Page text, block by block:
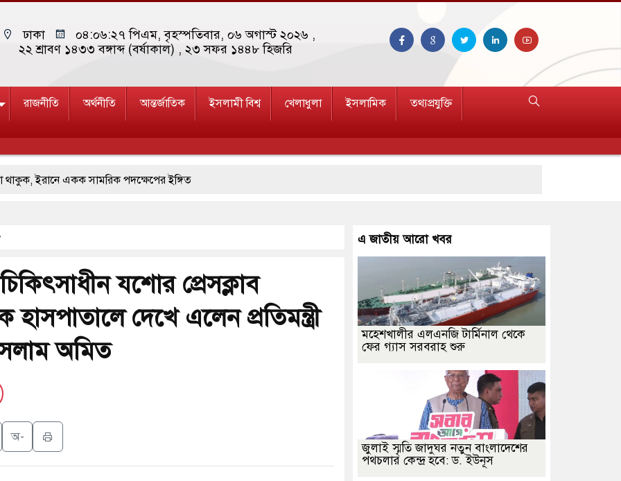
ঢাকা ০৪:০৬:২৮ পিএম, বৃহস্পতিবার, ০৬ অগাস্ট ২০২৬ ,
২২ শ্রাবণ ১৪৩৩ বঙ্গাব্দ (বর্ষাকাল) , ২৩ সফর ১৪৪৮ হিজরি
রাজনীতি অর্থনীতি আন্তর্জাতিক ইসলামী বিশ্ব খেলাধুলা ইসলামিক তথ্যপ্রযুক্তি
একক সামরিক পদক্ষেপের ইঙ্গিত
বাংলাদেশের পথচলার কেন্দ্র হবে: ড. ইউনূস
ছাত্রলীগের আচরণ ইসরায়েলের মতো: সাদিক
ঢলে ফুঁসে উঠেছে তিস্তা
ইউনিট মোতায়েন করা হয়েছে: কিয়েভ
ভারতীয় জাহাজ ডুবল
দিবস
ইউনিট-১ এ আবারও বিদ্যুৎ উৎপাদন শুরু
নাগরিকদের মারামারি: নিহত ১
যশোর প্রেসক্লাব
দেখে এলেন প্রতিমন্ত্রী
অমিত
অ-
এ জাতীয় আরো খবর
মহেশখালীর এলএনজি টার্মিনাল থেকে
ফের গ্যাস সরবরাহ শুরু
জুলাই স্মৃতি জাদুঘর নতুন বাংলাদেশের
পথচলার কেন্দ্র হবে: ড. ইউনূস